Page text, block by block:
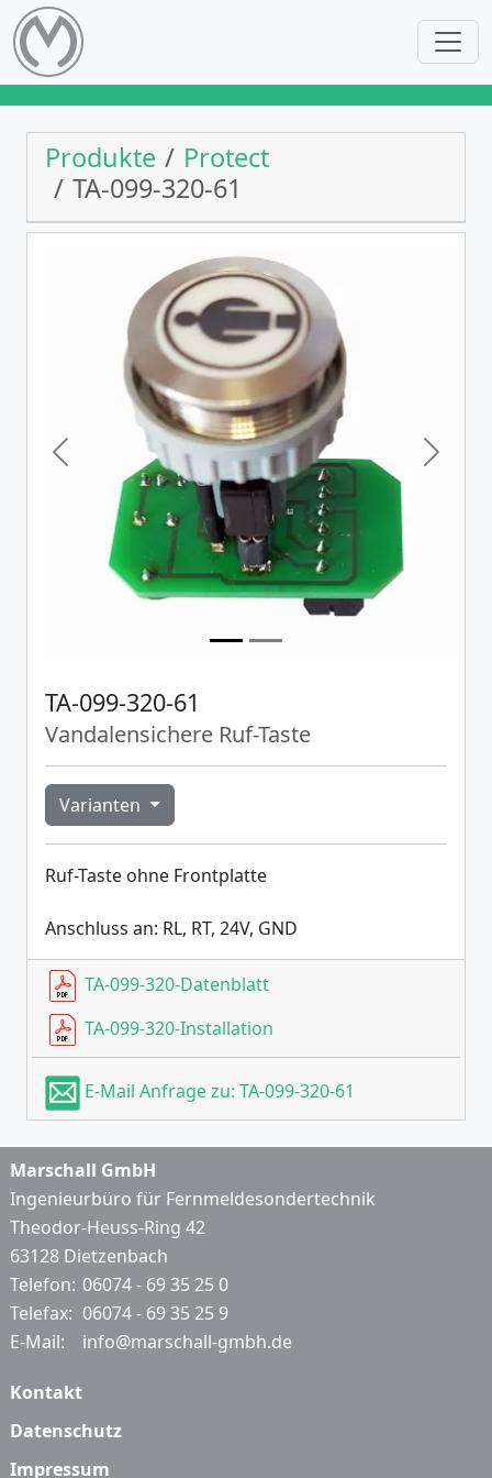
Produkte
Protect
TA-099-320-61
Previous Next
TA-099-320-61
Vandalensichere Ruf-Taste
Varianten
Ruf-Taste ohne Frontplatte
Anschluss an: RL, RT, 24V, GND
TA-099-320-Datenblatt
TA-099-320-Installation
E-Mail Anfrage zu: TA-099-320-61
Marschall GmbH
Ingenieurbüro für Fernmeldesondertechnik
Theodor-Heuss-Ring 42
63128 Dietzenbach
Telefon: 06074 - 69 35 25 0
Telefax: 06074 - 69 35 25 9
E-Mail:
info@marschall-gmbh.de
Kontakt
Datenschutz
Impressum